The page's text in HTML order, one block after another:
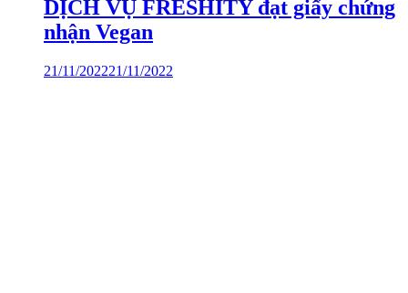
DỊCH VỤ FRESHITY đạt giấy chứng
nhận Vegan
21/11/202221/11/2022